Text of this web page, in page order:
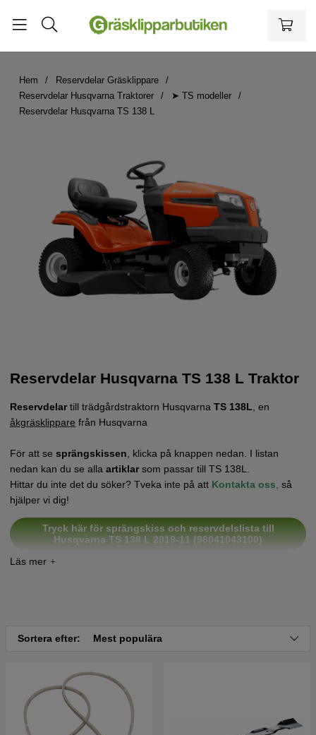
Hem
Reservdelar Gräsklippare
Reservdelar Husqvarna Traktorer
➤ TS modeller
Reservdelar Husqvarna TS 138 L
Reservdelar Husqvarna TS 138 L Traktor
Reservdelartill trädgårdstraktorn Husqvarna TS 138L , en
åkgräsklippare från Husqvarna
För att se sprängskissen , klicka på knappen nedan. I listan
nedan kan du se alla artiklarsom passar till TS 138L.
Hittar du inte det du söker? Tveka inte på att Kontakta oss så
hjälper vi dig!
Tryck här för sprängskiss och reservdelslista till
Husqvarna TS 138 L 2019-11 (96041043100)
Sortera efter: Mest populära